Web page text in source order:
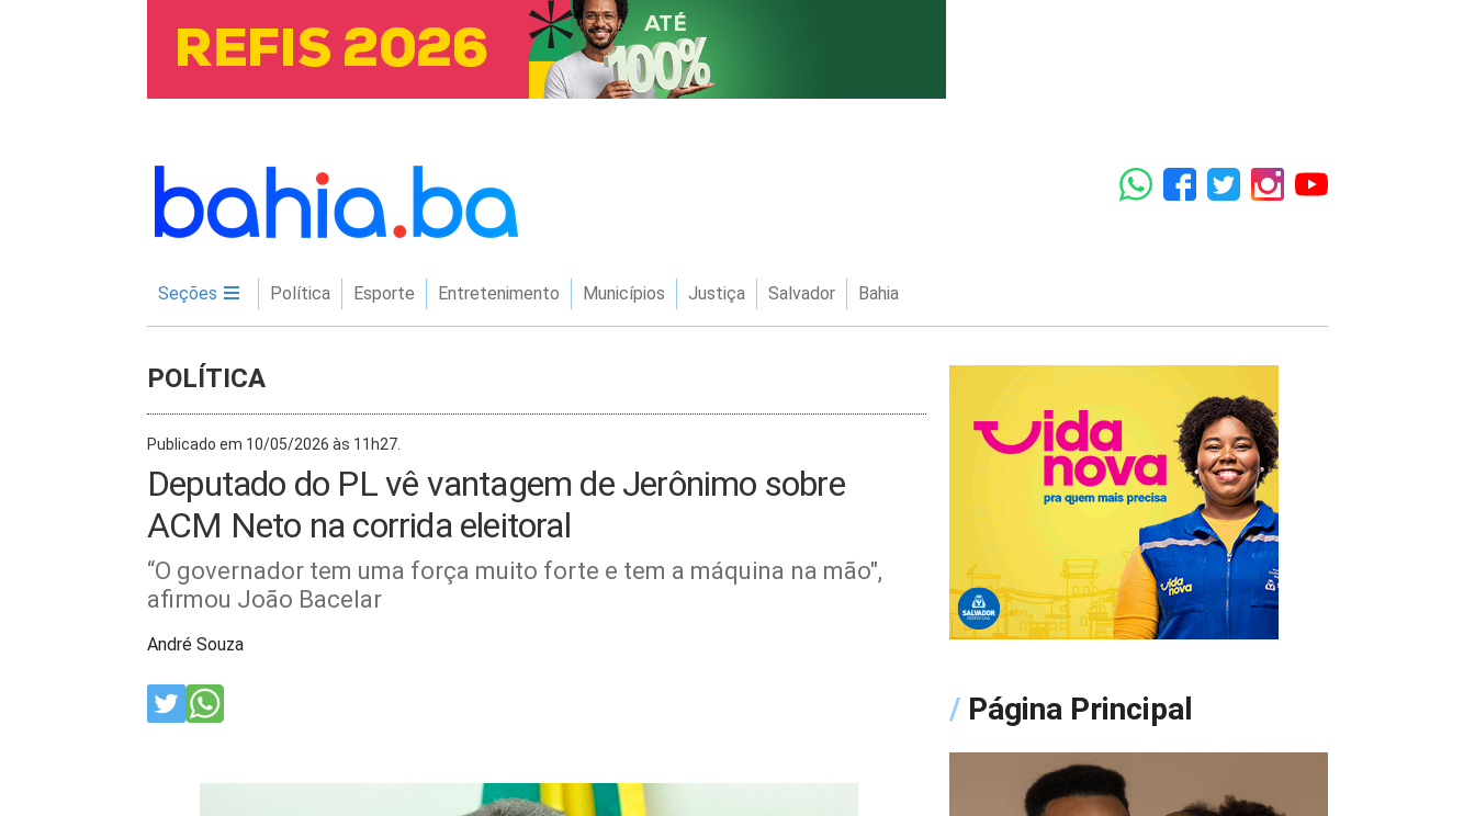
Seções Política Esporte Entretenimento Municípios Justiça Salvador Bahia
POLÍTICA
Publicado em 10/05/2026 às 11h27.
Deputado do PL vê vantagem de Jerônimo sobre
ACM Neto na corrida eleitoral
“O governador tem uma força muito forte e tem a máquina na mão",
afirmou João Bacelar
André Souza
/ Página Principal